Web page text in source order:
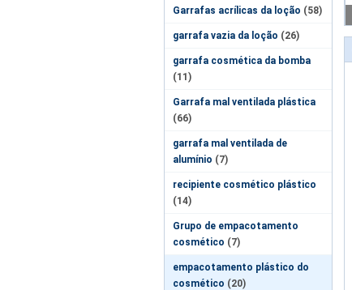
Garrafas acrílicas da loção (58)
garrafa vazia da loção (26)
garrafa cosmética da bomba
(11)
Garrafa mal ventilada plástica
(66)
garrafa mal ventilada de
alumínio (7)
recipiente cosmético plástico
(14)
Grupo de empacotamento
cosmético (7)
empacotamento plástico do
cosmético (20)